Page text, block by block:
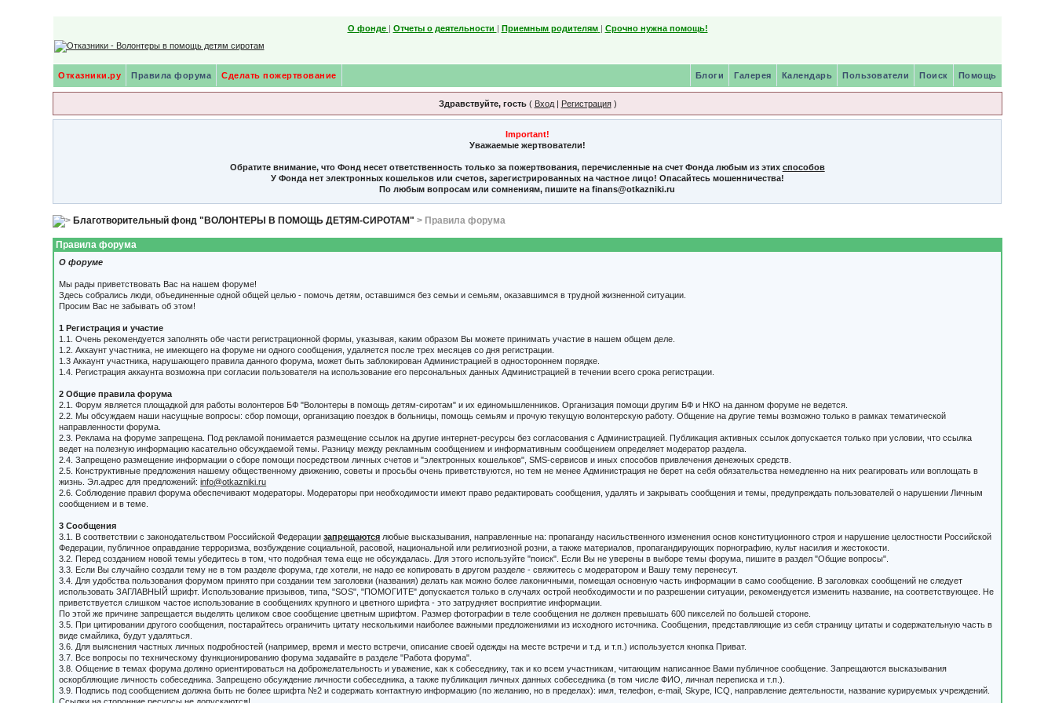
О фонде | Отчеты о деятельности | Приемным родителям | Срочно нужна помощь!
Отказники.ру Правила форума Сделать пожертвование Помощь
Поиск
Пользователи
Календарь
Галерея
Блоги
Здравствуйте, гость( Вход| Регистрация)
Important!
Уважаемые жертвователи!
Обратите внимание, что Фонд несет ответственность только за пожертвования, перечисленные на счет Фонда любым из этих способов
У Фонда нет электронных кошельков или счетов, зарегистрированных на частное лицо! Опасайтесь мошенничества!
По любым вопросам или сомнениям, пишите на finans@otkazniki.ru
Благотворительный фонд "ВОЛОНТЕРЫ В ПОМОЩЬ ДЕТЯМ-СИРОТАМ" > Правила форума
Правила форума
О форуме
Мы рады приветствовать Вас на нашем форуме!
Здесь собрались люди, объединенные одной общей целью - помочь детям, оставшимся без семьи и семьям, оказавшимся в трудной жизненной ситуации.
Просим Вас не забывать об этом!
1 Регистрация и участие
1.1. Очень рекомендуется заполнять обе части регистрационной формы, указывая, каким образом Вы можете принимать участие в нашем общем деле.
1.2. Аккаунт участника, не имеющего на форуме ни одного сообщения, удаляется после трех месяцев со дня регистрации.
1.3 Аккаунт участника, нарушающего правила данного форума, может быть заблокирован Администрацией в одностороннем порядке.
1.4. Регистрация аккаунта возможна при согласии пользователя на использование его персональных данных Администрацией в течении всего срока регистрации.
2 Общие правила форума
2.1. Форум является площадкой для работы волонтеров БФ "Волонтеры в помощь детям-сиротам" и их единомышленников. Организация помощи другим БФ и НКО на данном форуме не ведется.
2.2. Мы обсуждаем наши насущные вопросы: сбор помощи, организацию поездок в больницы, помощь семьям и прочую текущую волонтерскую работу. Общение на другие темы возможно только в рамках тематической
направленности форума.
2.3. Реклама на форуме запрещена. Под рекламой понимается размещение ссылок на другие интернет-ресурсы без согласования с Администрацией. Публикация активных ссылок допускается только при условии, что ссылка
ведет на полезную информацию касательно обсуждаемой темы. Разницу между рекламным сообщением и информативным сообщением определяет модератор раздела.
2.4. Запрещено размещение информации о сборе помощи посредством личных счетов и "электронных кошельков", SMS-сервисов и иных способов привлечения денежных средств.
2.5. Конструктивные предложения нашему общественному движению, советы и просьбы очень приветствуются, но тем не менее Администрация не берет на себя обязательства немедленно на них реагировать или воплощать в
жизнь. Эл.адрес для предложений:info@otkazniki.ru
2.6. Соблюдение правил форума обеспечивают модераторы. Модераторы при необходимости имеют право редактировать сообщения, удалять и закрывать сообщения и темы, предупреждать пользователей о нарушении Личным
сообщением и в теме.
3 Сообщения
3.1. В соответствии с законодательством Российской Федерациизапрещаются любые высказывания, направленные на: пропаганду насильственного изменения основ конституционного строя и нарушение целостности Российской
Федерации, публичное оправдание терроризма, возбуждение социальной, расовой, национальной или религиозной розни, а также материалов, пропагандирующих порнографию, культ насилия и жестокости.
3.2. Перед созданием новой темы убедитесь в том, что подобная тема еще не обсуждалась. Для этого используйте "поиск". Если Вы не уверены в выборе темы форума, пишите в раздел "Общие вопросы".
3.3. Если Вы случайно создали тему не в том разделе форума, где хотели, не надо ее копировать в другом разделе - свяжитесь с модератором и Вашу тему перенесут.
3.4. Для удобства пользования форумом принято при создании тем заголовки (названия) делать как можно более лаконичными, помещая основную часть информации в само сообщение. В заголовках сообщений не следует
использовать ЗАГЛАВНЫЙ шрифт. Использование призывов, типа, "SOS", "ПОМОГИТЕ" допускается только в случаях острой необходимости и по разрешении ситуации, рекомендуется изменить название, на соответствующее. Не
приветствуется слишком частое использование в сообщениях крупного и цветного шрифта - это затрудняет восприятие информации.
По этой же причине запрещается выделять целиком свое сообщение цветным шрифтом. Размер фотографии в теле сообщения не должен превышать 600 пикселей по большей стороне.
3.5. При цитировании другого сообщения, постарайтесь ограничить цитату несколькими наиболее важными предложениями из исходного источника. Сообщения, представляющие из себя страницу цитаты и содержательную часть в
виде смайлика, будут удаляться.
3.6. Для выяснения частных личных подробностей (например, время и место встречи, описание своей одежды на месте встречи и т.д. и т.п.) используется кнопка Приват.
3.7. Все вопросы по техническому функционированию форума задавайте в разделе "Работа форума".
3.8. Общение в темах форума должно ориентироваться на доброжелательность и уважение, как к собеседнику, так и ко всем участникам, читающим написанное Вами публичное сообщение. Запрещаются высказывания
оскорбляющие личность собеседника. Запрещено обсуждение личности собеседника, а также публикация личных данных собеседника (в том числе ФИО, личная переписка и т.п.).
3.9. Подпись под сообщением должна быть не более шрифта №2 и содержать контактную информацию (по желанию, но в пределах): имя, телефон, e-mail, Skype, ICQ, направление деятельности, название курируемых учреждений.